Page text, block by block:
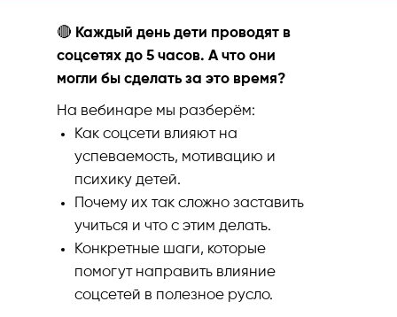
🔴 Каждый день дети проводят в
соцсетях до 5 часов. А что они
могли бы сделать за это время?
На вебинаре мы разберём:
Как соцсети влияют на
успеваемость, мотивацию и
психику детей.
Почему их так сложно заставить
учиться и что с этим делать.
Конкретные шаги, которые
помогут направить влияние
соцсетей в полезное русло.